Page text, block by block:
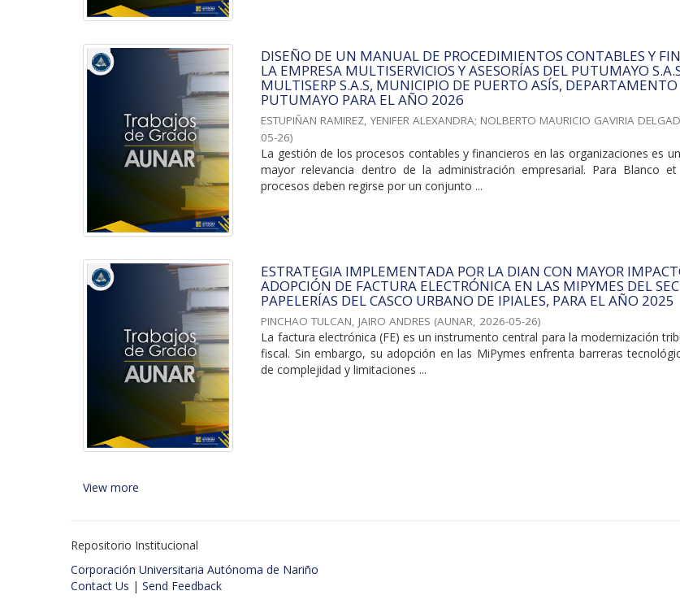
DISEÑO DE UN MANUAL DE PROCEDIMIENTOS CONTABLES Y
LA EMPRESA MULTISERVICIOS Y ASESORÍAS DEL PUTUMAYO
MULTISERP S.A.S, MUNICIPIO DE PUERTO ASÍS,
PUTUMAYO PARA EL AÑO 2026
ESTUPIÑAN RAMIREZ, YENIFER ALEXANDRA; NOLBERTO MAURICIO GAVIRIA
05-26)
La gestión de los procesos contables y financieros en las organizaciones es
mayor relevancia dentro de la administración empresarial. Para Blanco
procesos deben regirse por un conjunto ...
ESTRATEGIA IMPLEMENTADA POR LA DIAN CON MAYOR
ADOPCIÓN DE FACTURA ELECTRÓNICA EN LAS MIPYMES DEL
PAPELERÍAS DEL CASCO URBANO DE IPIALES, PARA EL AÑO 2025
PINCHAO TULCAN, JAIRO ANDRES (AUNAR, 2026-05-26)
La factura electrónica (FE) es un instrumento central para la modernización
fiscal. Sin embargo, su adopción en las MiPymes enfrenta barreras
de complejidad y limitaciones ...
View more
Repositorio Institucional
Corporación Universitaria Autónoma de Nariño
Contact Us | Send Feedback